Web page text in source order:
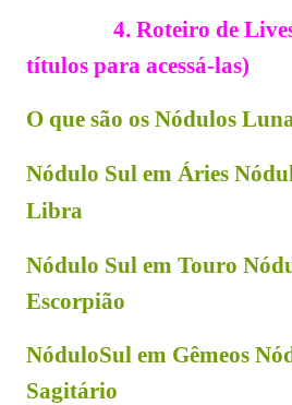
4. Roteiro de
títulos para acessá-las)
O que são os Nódulos
Nódulo Sul em Áries
Libra
Nódulo Sul em Touro
Escorpião
NóduloSul em Gêmeos
Sagitário